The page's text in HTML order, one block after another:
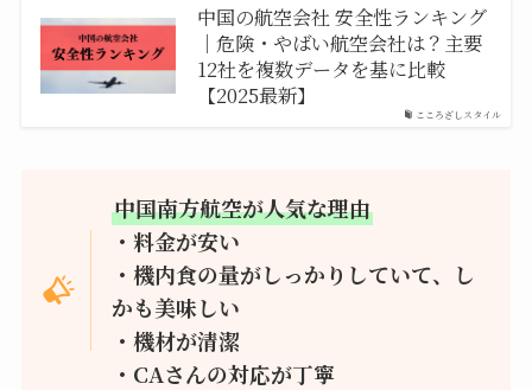
こころざしスタイル
中国の航空会社 安全性ランキング
｜危険・やばい航空会社は？主要
12社を複数データを基に比較
【2025最新】
中国南方航空が人気な理由
・料金が安い
・機内食の量がしっかりしていて、し
かも美味しい
・機材が清潔
・CAさんの対応が丁寧